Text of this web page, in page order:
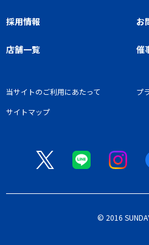
採用情報 お
店舗一覧 催
当サイトのご利用にあたって
プ
サイトマップ
© 2016